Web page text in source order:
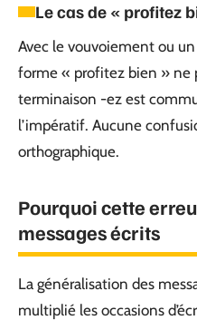
Le cas de « profitez
Avec le vouvoiement ou
forme « profitez bien » ne
terminaison -ez est
l’impératif. Aucune
orthographique.
Pourquoi cette
messages écrits
La généralisation des
multiplié les occasions